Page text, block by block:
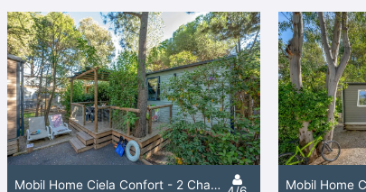
Mobil Home Ciela Confort - 2 Chambres